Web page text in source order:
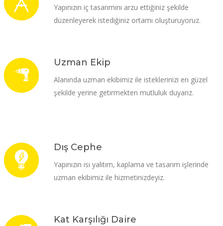
Yapınızın iç tasarımını arzu ettiğiniz şekilde
düzenleyerek istediğiniz ortamı oluşturuyoruz.
Uzman Ekip
Alanında uzman ekibimiz ile isteklerinizi en güzel
şekilde yerine getirmekten mutluluk duyarız.
Dış Cephe
Yapınızın ısı yalıtım, kaplama ve tasarım işlerinde
uzman ekibimiz ile hizmetinizdeyiz.
Kat Karşılığı Daire